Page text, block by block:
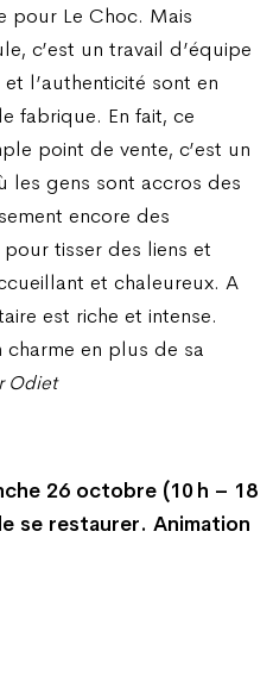
pour Le Choc. Mais
c’est un travail d’équipe
l’authenticité sont en
fabrique. En fait, ce
point de vente, c’est un
les gens sont accros des
encore des
tisser des liens et
et chaleureux. A
est riche et intense.
charme en plus de sa
Odiet
26 octobre (10 h – 18
se restaurer. Animation